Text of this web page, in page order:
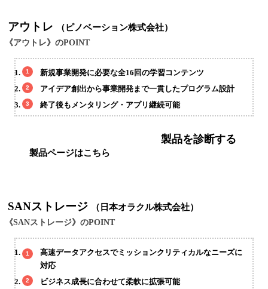
アウトレ （ピノベーション株式会社）
《アウトレ》のPOINT
新規事業開発に必要な全16回の学習コンテンツ
アイデア創出から事業開発まで一貫したプログラム設計
終了後もメンタリング・アプリ継続可能
製品ページはこちら
製品を診断する
SANストレージ （日本オラクル株式会社）
《SANストレージ》のPOINT
高速データアクセスでミッションクリティカルなニーズに
対応
ビジネス成長に合わせて柔軟に拡張可能